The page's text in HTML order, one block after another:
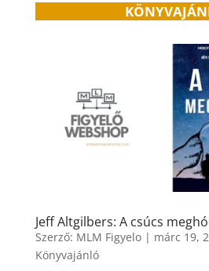
Jeff Altgilbers: A csúcs
Szerző: MLM Figyelo| márc 19,
Könyvajánló